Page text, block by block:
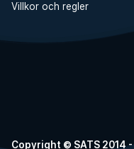
Villkor och regler
Copyright © SATS 2014